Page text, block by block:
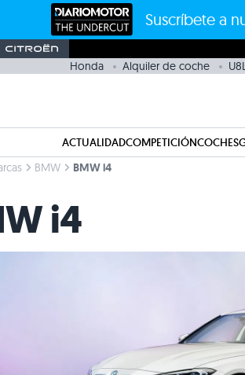
Suscríbete a
Honda Alquiler de coche
ACTUALIDADCOMPETICIÓNCOCHES
BMW BMW i4
i4